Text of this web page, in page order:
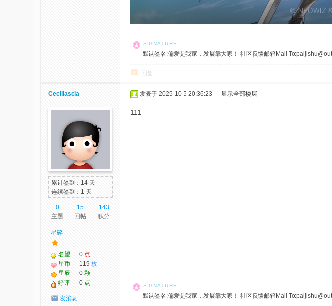
默认签名:偏爱是我家，发展靠大家！ 社区反馈邮箱Mail
回复
Ceciliasola
累计签到：14 天
连续签到：1 天
0
主题
15
回帖
143
积分
星碎
名望 0 点
星币
119 枚
星辰
0 颗
好评
0 点
发消息
发表于 2025-10-5 20:36:23 显示全部楼层
111
默认签名:偏爱是我家，发展靠大家！ 社区反馈邮箱Mail